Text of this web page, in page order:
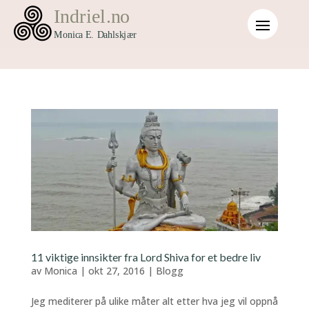
11 viktige innsikter fra Lord Shiva for et bedre liv
av Monica | okt 27, 2016 | Blogg
Jeg mediterer på ulike måter alt etter hva jeg vil oppnå